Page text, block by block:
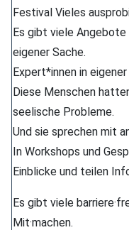
Festival Vieles
Es gibt viele Angebote
eigener Sache.
Expert*innen in
Diese Menschen
seelische Probleme.
Und sie sprechen mit
In Workshops und
Einblicke und teilen
Es gibt viele
Mit·machen.